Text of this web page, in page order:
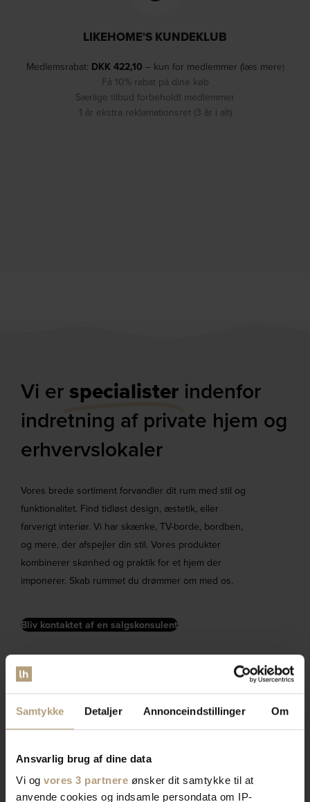
Samtykke Detaljer Annonceindstillinger Om
Ansvarlig brug af dine data
Vi og vores 3 partnere ønsker dit samtykke til at
anvende cookies og indsamle persondata om IP-
LIKEHOME'S KUNDEKLUB
Medlemsrabat: DKK422,10 – kun for medlemmer (læs mere)
Få 10% rabat på dine køb
Særlige tilbud forbeholdt medlemmer
1 år ekstra reklamationsret (3 år i alt)
Vi er specialister indenfor
indretning af private hjem og
erhvervslokaler​
Vores brede sortiment forvandler dit rum med stil og
funktionalitet. Find tidløst design, æstetik, eller
farverigt interiør. Vi har skænke, TV-borde, bordben,
og mere, der afspejler din stil. Vores produkter
kombinerer skønhed og praktik for et hjem der
imponerer. Skab rummet du drømmer om med os.
Bliv kontaktet af en salgskonsulent